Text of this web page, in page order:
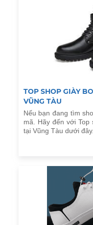
TOP SHOP GIÀY
VŨNG TÀU
Nếu bạn đang tìm
mã. Hãy đến với
tại Vũng Tàu dưới đây.